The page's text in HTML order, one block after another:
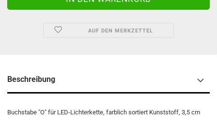
AUF DEN MERKZETTEL
Beschreibung
Buchstabe "O" für LED-Lichterkette, farblich sortiert Kunststoff, 3,5 cm